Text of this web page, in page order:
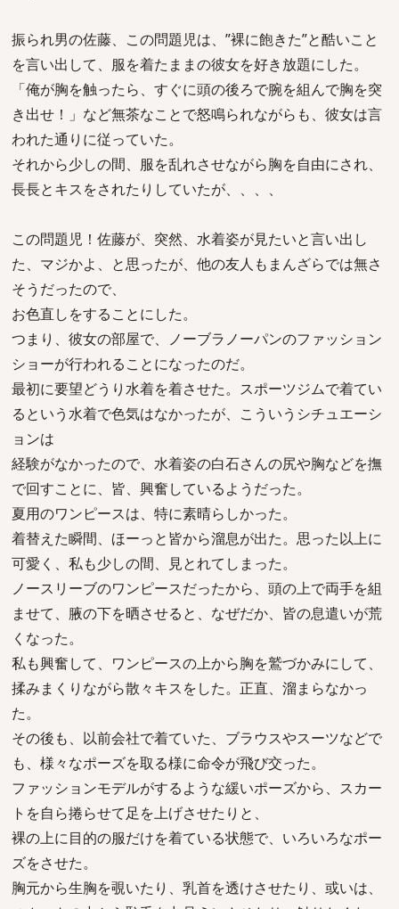
振られ男の佐藤、この問題児は、”裸に飽きた”と酷いこと
を言い出して、服を着たままの彼女を好き放題にした。
「俺が胸を触ったら、すぐに頭の後ろで腕を組んで胸を突
き出せ！」など無茶なことで怒鳴られながらも、彼女は言
われた通りに従っていた。
それから少しの間、服を乱れさせながら胸を自由にされ、
長長とキスをされたりしていたが、、、、
この問題児！佐藤が、突然、水着姿が見たいと言い出し
た、マジかよ、と思ったが、他の友人もまんざらでは無さ
そうだったので、
お色直しをすることにした。
つまり、彼女の部屋で、ノーブラノーパンのファッション
ショーが行われることになったのだ。
最初に要望どうり水着を着させた。スポーツジムで着てい
るという水着で色気はなかったが、こういうシチュエーシ
ョンは
経験がなかったので、水着姿の白石さんの尻や胸などを撫
で回すことに、皆、興奮しているようだった。
夏用のワンピースは、特に素晴らしかった。
着替えた瞬間、ほーっと皆から溜息が出た。思った以上に
可愛く、私も少しの間、見とれてしまった。
ノースリーブのワンピースだったから、頭の上で両手を組
ませて、腋の下を晒させると、なぜだか、皆の息遣いが荒
くなった。
私も興奮して、ワンピースの上から胸を鷲づかみにして、
揉みまくりながら散々キスをした。正直、溜まらなかっ
た。
その後も、以前会社で着ていた、ブラウスやスーツなどで
も、様々なポーズを取る様に命令が飛び交った。
ファッションモデルがするような緩いポーズから、スカー
トを自ら捲らせて足を上げさせたりと、
裸の上に目的の服だけを着ている状態で、いろいろなポー
ズをさせた。
胸元から生胸を覗いたり、乳首を透けさせたり、或いは、